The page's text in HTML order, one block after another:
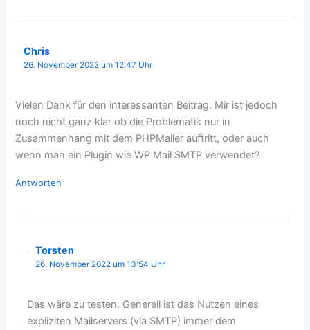
Chris
26. November 2022 um 12:47 Uhr
Vielen Dank für den interessanten Beitrag. Mir ist jedoch
noch nicht ganz klar ob die Problematik nur in
Zusammenhang mit dem PHPMailer auftritt, oder auch
wenn man ein Plugin wie WP Mail SMTP verwendet?
Antworten
Torsten
26. November 2022 um 13:54 Uhr
Das wäre zu testen. Generell ist das Nutzen eines
expliziten Mailservers (via SMTP) immer dem